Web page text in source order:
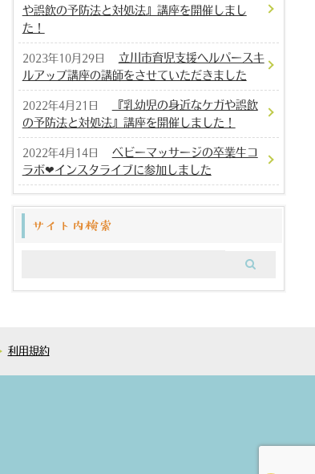
や誤飲の予防法と対処法』講座を開催しまし
た！
2023年10月29日
立川市育児支援ヘルパースキ
ルアップ講座の講師をさせていただきました
2022年4月21日
『乳幼児の身近なケガや誤飲
の予防法と対処法』講座を開催しました！
2022年4月14日
ベビーマッサージの卒業生コ
ラボ❤︎インスタライブに参加しました
サイト内検索
利用規約